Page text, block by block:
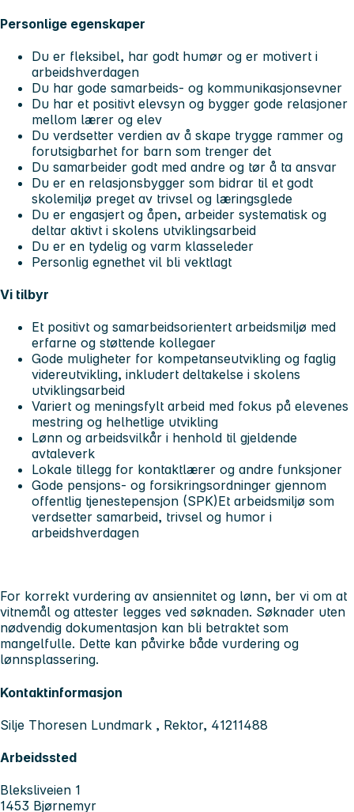
Personlige egenskaper
Du er fleksibel, har godt humør og er motivert i
arbeidshverdagen
Du har gode samarbeids- og kommunikasjonsevner
Du har et positivt elevsyn og bygger gode relasjoner
mellom lærer og elev
Du verdsetter verdien av å skape trygge rammer og
forutsigbarhet for barn som trenger det
Du samarbeider godt med andre og tør å ta ansvar
Du er en relasjonsbygger som bidrar til et godt
skolemiljø preget av trivsel og læringsglede
Du er engasjert og åpen, arbeider systematisk og
deltar aktivt i skolens utviklingsarbeid
Du er en tydelig og varm klasseleder
Personlig egnethet vil bli vektlagt
Vi tilbyr
Et positivt og samarbeidsorientert arbeidsmiljø med
erfarne og støttende kollegaer
Gode muligheter for kompetanseutvikling og faglig
videreutvikling, inkludert deltakelse i skolens
utviklingsarbeid
Variert og meningsfylt arbeid med fokus på elevenes
mestring og helhetlige utvikling
Lønn og arbeidsvilkår i henhold til gjeldende
avtaleverk
Lokale tillegg for kontaktlærer og andre funksjoner
Gode pensjons- og forsikringsordninger gjennom
offentlig tjenestepensjon (SPK)Et arbeidsmiljø som
verdsetter samarbeid, trivsel og humor i
arbeidshverdagen
For korrekt vurdering av ansiennitet og lønn, ber vi om at
vitnemål og attester legges ved søknaden. Søknader uten
nødvendig dokumentasjon kan bli betraktet som
mangelfulle. Dette kan påvirke både vurdering og
lønnsplassering.
Kontaktinformasjon
Silje Thoresen Lundmark , Rektor, 41211488
Arbeidssted
Bleksliveien 1
1453 Bjørnemyr